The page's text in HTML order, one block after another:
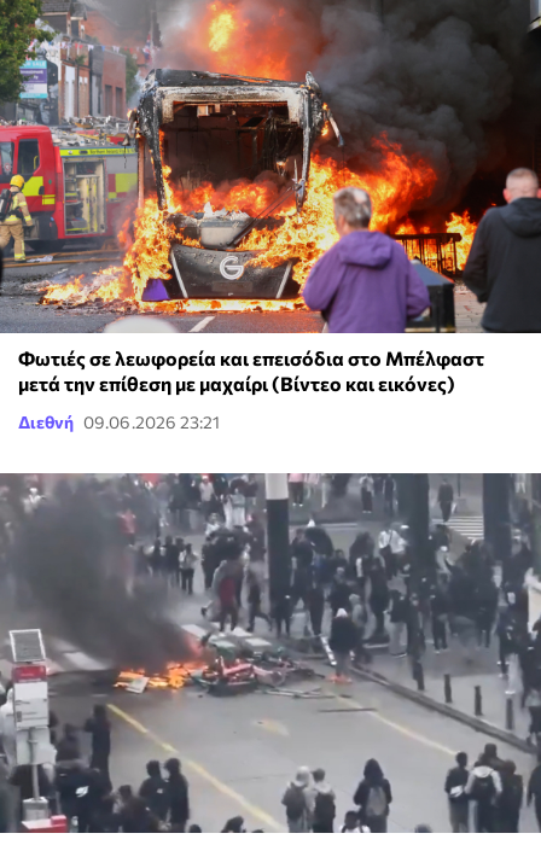
Φωτιές σε λεωφορεία και επεισόδια στο Μπέλφαστ
μετά την επίθεση με μαχαίρι (Βίντεο και εικόνες)
Διεθνή 09.06.2026 23:21